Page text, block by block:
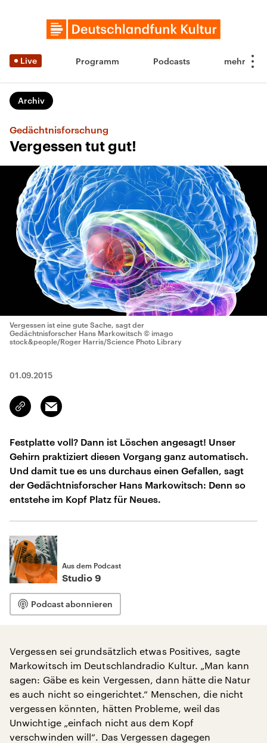
Live Programm Podcasts
Archiv
Gedächtnisforschung
Vergessen tut gut!
Vergessen ist eine gute Sache, sagt der
Gedächtnisforscher Hans Markowitsch © imago
stock&people/Roger Harris/Science Photo Library
01.09.2015
Link
kopieren/teilen
Email
Festplatte voll? Dann ist Löschen angesagt! Unser
Gehirn praktiziert diesen Vorgang ganz automatisch.
Und damit tue es uns durchaus einen Gefallen, sagt
der Gedächtnisforscher Hans Markowitsch: Denn so
entstehe im Kopf Platz für Neues.
Aus dem Podcast
Studio 9
Podcast abonnieren
Vergessen sei grundsätzlich etwas Positives, sagte
Markowitsch im Deutschlandradio Kultur. „Man kann
sagen: Gäbe es kein Vergessen, dann hätte die Natur
es auch nicht so eingerichtet.“ Menschen, die nicht
vergessen könnten, hätten Probleme, weil das
Unwichtige „einfach nicht aus dem Kopf
verschwinden will“. Das Vergessen dagegen